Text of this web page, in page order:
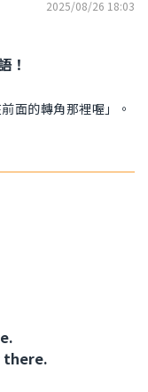
2025/08/26 18:03
！
面的轉角那裡喔」。
there.